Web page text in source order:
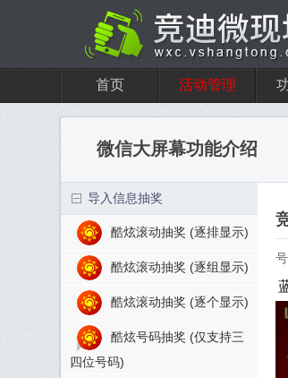
首页 活动管理
微信大屏幕功能介绍
导入信息抽奖
酷炫滚动抽奖 (逐排显示)
酷炫滚动抽奖 (逐组显示)
酷炫滚动抽奖 (逐个显示)
酷炫号码抽奖 (仅支持三
四位号码)